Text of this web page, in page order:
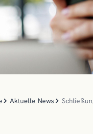
Aktuelle News